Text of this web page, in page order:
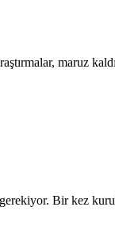
maruz
Bir kez